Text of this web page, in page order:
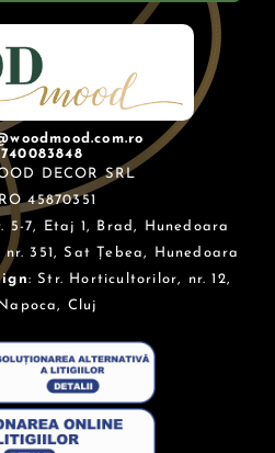
DECOR SRL
45870351
5-7, Etaj 1, Brad, Hunedoara
351, Sat Țebea, Hunedoara
: Str. Horticultorilor, nr. 12,
Cluj